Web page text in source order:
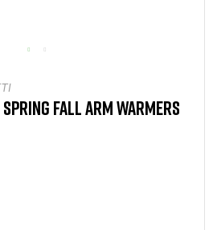
FALL ARM WARMERS